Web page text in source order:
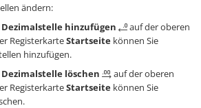
ändern:
Dezimalstelle hinzufügen
auf der oberen
RegisterkarteStartseite können Sie
hinzufügen.
Dezimalstelle löschen
auf der oberen
RegisterkarteStartseite können Sie